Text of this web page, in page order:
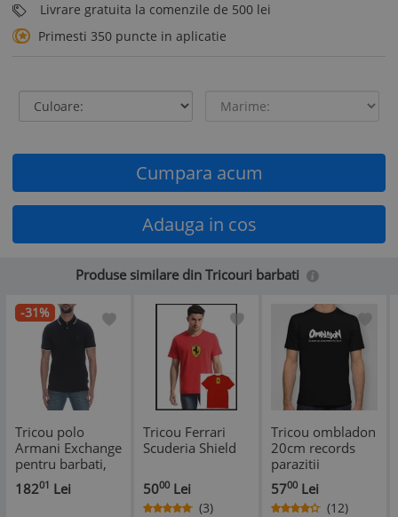
Livrare gratuita la comenzile de 500 lei
Primesti 350 puncte in aplicatie
Cumpara acum
Adauga in cos
Produse similare din Tricouri barbati
-31%
Tricou polo
Armani Exchange
pentru barbati,
XL - OUTLET
18201 Lei
Tricou Ferrari
Scuderia Shield
5000 Lei
(3)
Tricou ombladon
20cm records
parazitii
5700 Lei
(12)